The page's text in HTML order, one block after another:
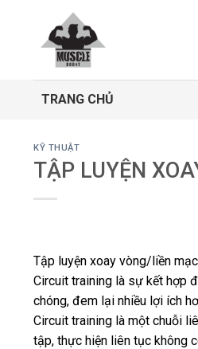
TRANG CHỦ
KỸ THUẬT
TẬP LUYỆN
Tập luyện xoay vòng/liền
Circuit training là sự kết hợp
chóng, đem lại nhiều lợi ích
Circuit training là một chuỗi
tập, thực hiện liên tục không